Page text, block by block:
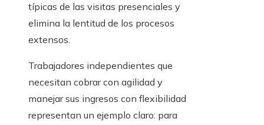
típicas de las visitas presenciales y
elimina la lentitud de los procesos
extensos.
Trabajadores independientes que
necesitan cobrar con agilidad y
manejar sus ingresos con flexibilidad
representan un ejemplo claro: para